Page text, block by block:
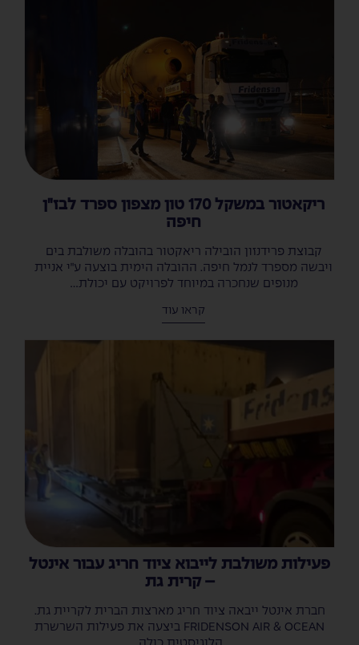
ריקאטור במשקל 170 טון מצפון ספרד לבז"ן
חיפה
קבוצת פרידנזון הובילה ריאקטור בהובלה משולבת בים
ויבשה מספרד לנמל חיפה. ההובלה הימית בוצעה ע״י אניית
מנופים שנחכרה במיוחד לפרויקט עם יכולת...
קראו עוד
פעילות משולבת לייבוא ציוד חריג עבור אינטל
– קרית גת
חברת אינטל ייבאה ציוד חריג מארצות הברית לקריית גת.
FRIDENSON AIR & OCEAN ביצעה את פעילות השרשרת